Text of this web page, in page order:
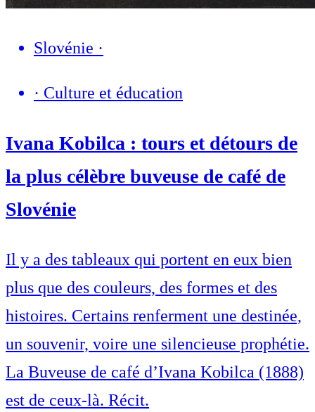
Slovénie ·
· Culture et éducation
Ivana Kobilca : tours et détours de
la plus célèbre buveuse de café de
Slovénie
Il y a des tableaux qui portent en eux bien
plus que des couleurs, des formes et des
histoires. Certains renferment une destinée,
un souvenir, voire une silencieuse prophétie.
La Buveuse de café d’Ivana Kobilca (1888)
est de ceux-là. Récit.